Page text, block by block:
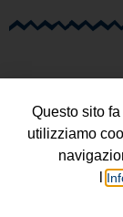
Questo sito
utilizziamo